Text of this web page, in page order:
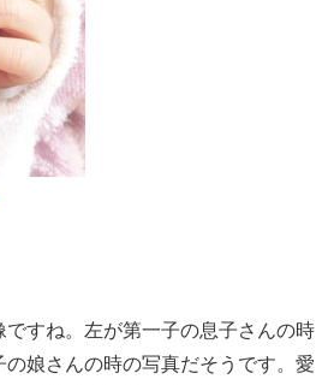
ですね。左が第一子の息子さんの時
娘さんの時の写真だそうです。愛